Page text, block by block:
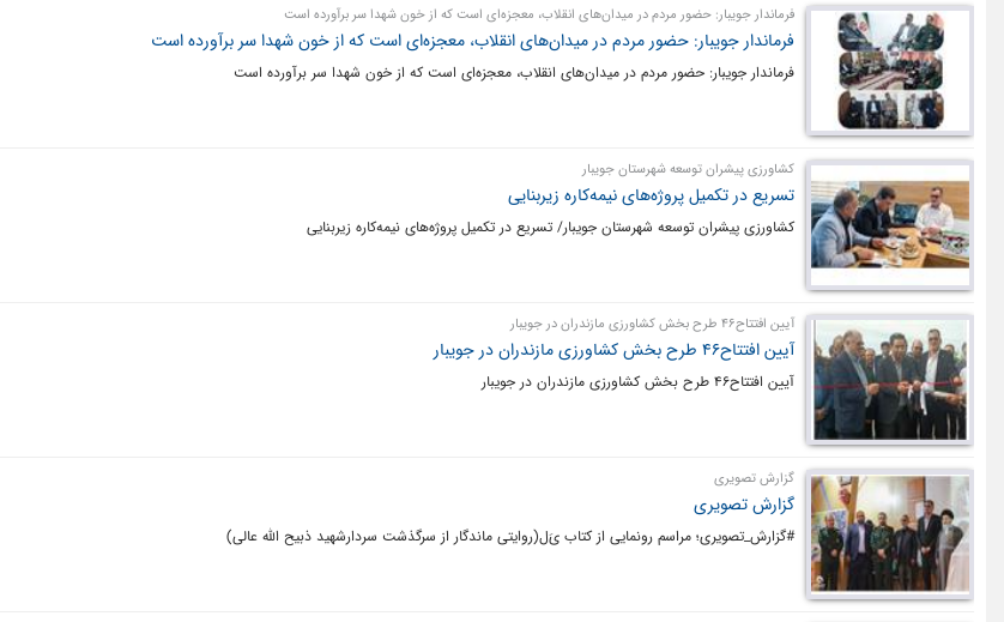
فرماندار جویبار: حضور مردم در میدان‌های انقلاب، معجزه‌ای است که از خون شهدا سر برآورده است
فرماندار جویبار: حضور مردم در میدان‌های انقلاب، معجزه‌ای است که از خون شهدا سر برآورده است
فرماندار جویبار: حضور مردم در میدان‌های انقلاب، معجزه‌ای است که از خون شهدا سر برآورده است
کشاورزی پیشران توسعه شهرستان جویبار
تسریع در تکمیل پروژه‌های نیمه‌کاره زیربنایی
کشاورزی پیشران توسعه شهرستان جویبار/ تسریع در تکمیل پروژه‌های نیمه‌کاره زیربنایی
آیین افتتاح۴۶ طرح بخش کشاورزی مازندران در جویبار
آیین افتتاح۴۶ طرح بخش کشاورزی مازندران در جویبار
آیین افتتاح۴۶ طرح بخش کشاورزی مازندران در جویبار
گزارش تصویری
گزارش تصویری
#گزارش_تصویری؛ مراسم رونمایی از کتاب یَ‌ل(روایتی ماندگار از سرگذشت سردارشهید ذبیح الله عالی)